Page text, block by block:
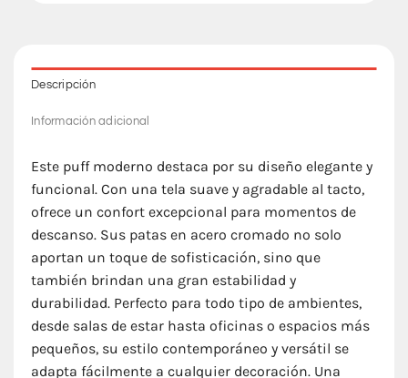
Descripción
Información adicional
Este puff moderno destaca por su diseño elegante y
funcional. Con una tela suave y agradable al tacto,
ofrece un confort excepcional para momentos de
descanso. Sus patas en acero cromado no solo
aportan un toque de sofisticación, sino que
también brindan una gran estabilidad y
durabilidad. Perfecto para todo tipo de ambientes,
desde salas de estar hasta oficinas o espacios más
pequeños, su estilo contemporáneo y versátil se
adapta fácilmente a cualquier decoración. Una